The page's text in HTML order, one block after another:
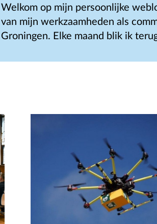
Welkom op mijn persoonlijke
van mijn werkzaamheden als
Groningen. Elke maand blik ik